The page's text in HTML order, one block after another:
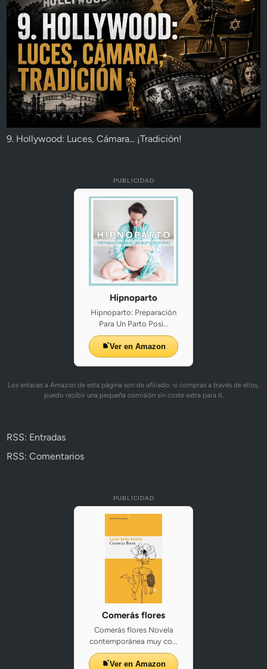
9. Hollywood: Luces, Cámara... ¡Tradición!
PUBLICIDAD
Hipnoparto
Hipnoparto: Preparación
Para Un Parto Posi...
Ver en Amazon
Los enlaces a Amazon de esta página son de afiliado: si compras a través de ellos,
puedo recibir una pequeña comisión sin coste extra para ti.
RSS: Entradas
RSS: Comentarios
PUBLICIDAD
Comerás flores
Comerás flores Novela
contemporánea muy co...
Ver en Amazon